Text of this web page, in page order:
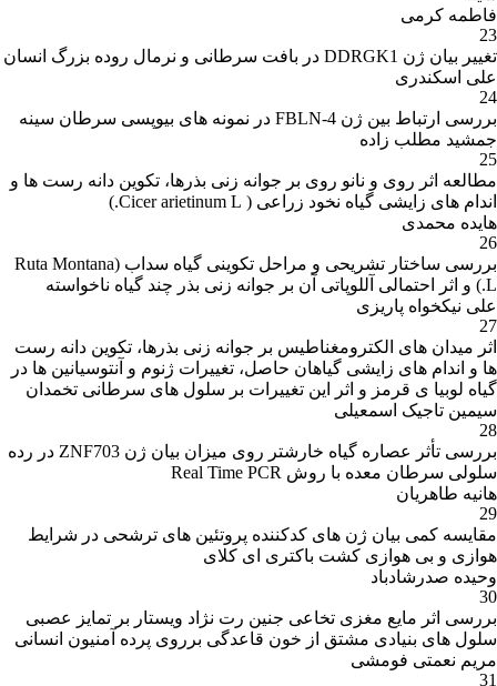
فاطمه کرمی
23
تغییر بیان ژن DDRGK1 در بافت سرطانی و نرمال روده بزرگ انسان
علی اسکندری
24
بررسی ارتباط بین ژن FBLN-4 در نمونه های بیوپسی سرطان سینه
جمشید مطلب زاده
25
مطالعه اثر روی و نانو روی بر جوانه زنی بذرها، تکوین دانه رست ها و
اندام های زایشی گیاه نخود زراعی ( Cicer arietinum L.)
هایده محمدی
26
بررسی ساختار تشریحی و مراحل تکوینی گیاه سداب (Ruta Montana
L.) و اثر احتمالی آللوپاتی آن بر جوانه زنی بذر چند گیاه ناخواسته
علی نیکخواه پاریزی
27
اثر میدان های الکترومغناطیس بر جوانه زنی بذرها، تکوین دانه رست
ها و اندام های زایشی گیاهان حاصل، تغییرات ژنوم و آنتوسیانین ها در
گیاه لوبیا ی قرمز و اثر این تغییرات بر سلول های سرطانی تخمدان
سیمین تاجیک اسمعیلی
28
بررسی تأثر عصاره گیاه خارشتر روی میزان بیان ژن ZNF703 در رده
سلولی سرطان معده با روش Real Time PCR
هانیه طاهریان
29
مقایسه کمی بیان ژن های کدکننده پروتئین های ترشحی در شرایط
هوازی و بی هوازی کشت باکتری ای کلای
وحیده صدرشادباد
30
بررسی اثر مایع مغزی تخاعی جنین رت نژاد ویستار بر تمایز عصبی
سلول های بنیادی مشتق از خون قاعدگی برروی پرده آمنیون انسانی
مریم نعمتی فومشی
31